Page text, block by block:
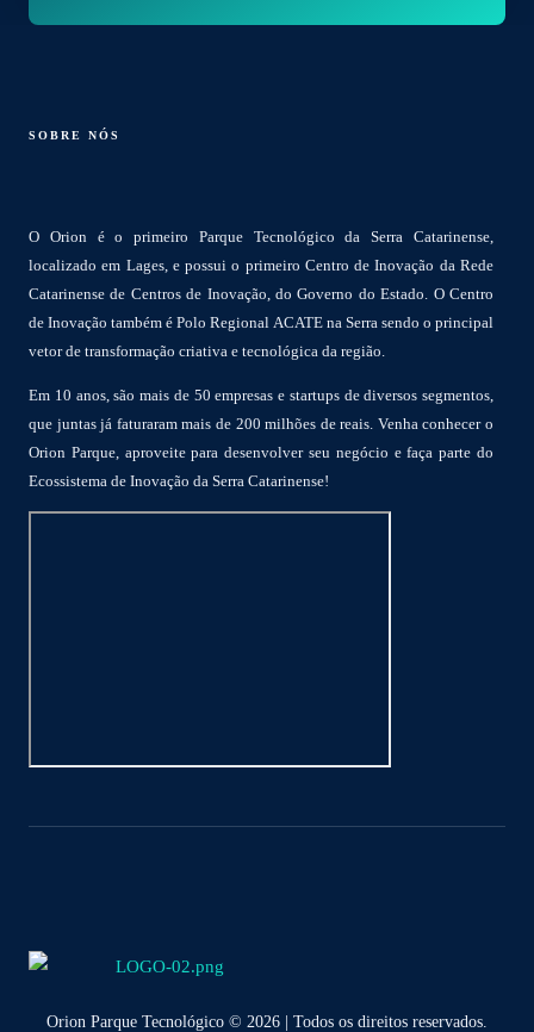
SOBRE NÓS
O Orion é o primeiro Parque Tecnológico da Serra Catarinense,
localizado em Lages, e possui o primeiro Centro de Inovação da Rede
Catarinense de Centros de Inovação, do Governo do Estado. O Centro
de Inovação também é Polo Regional ACATE na Serra sendo o principal
vetor de transformação criativa e tecnológica da região.
Em 10 anos, são mais de 50 empresas e startups de diversos segmentos,
que juntas já faturaram mais de 200 milhões de reais. Venha conhecer o
Orion Parque, aproveite para desenvolver seu negócio e faça parte do
Ecossistema de Inovação da Serra Catarinense!
Orion Parque Tecnológico © 2026 | Todos os direitos reservados.